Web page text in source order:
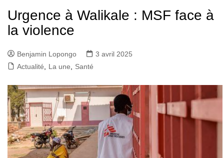
Urgence à Walikale : MSF face à
la violence
Benjamin Lopongo
3 avril 2025
Actualité
La une Santé